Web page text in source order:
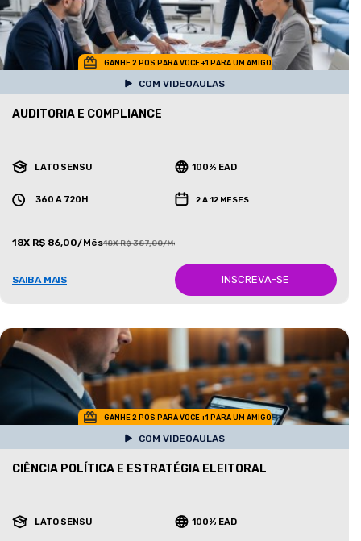
GANHE 2 POS PARA VOCE +1 PARA UM AMIGO
COM VIDEOAULAS
AUDITORIA E COMPLIANCE
LATO SENSU 100% EAD
360 A 720H 2 A 12 MESES
18X R$ 86,00/Mês18X R$ 387,00/Mês
SAIBA MAIS INSCREVA-SE
GANHE 2 POS PARA VOCE +1 PARA UM AMIGO
COM VIDEOAULAS
CIÊNCIA POLÍTICA E ESTRATÉGIA ELEITORAL
LATO SENSU 100% EAD